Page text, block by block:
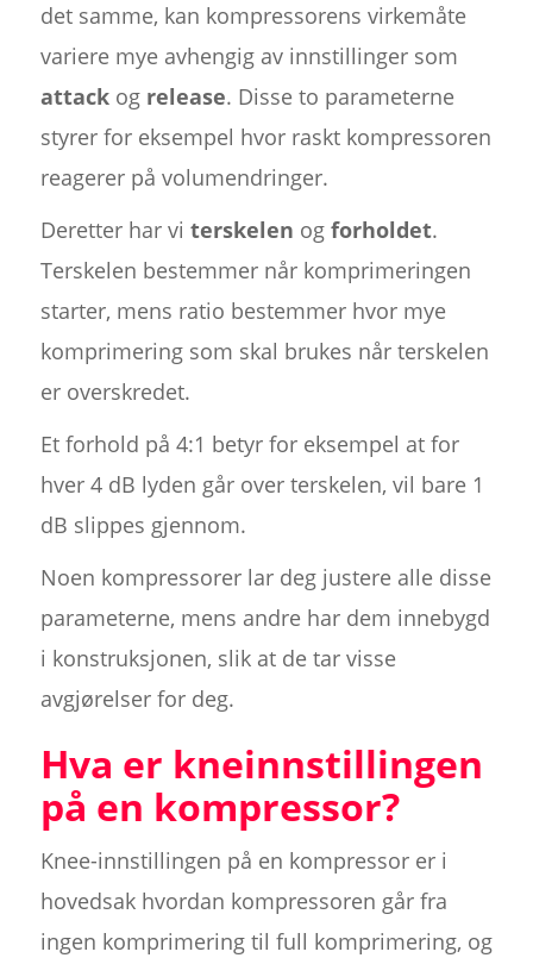
det samme, kan kompressorens virkemåte
variere mye avhengig av innstillinger som
attackog release. Disse to parameterne
styrer for eksempel hvor raskt kompressoren
reagerer på volumendringer.
Deretter har vi terskelen og forholdet.
Terskelen bestemmer når komprimeringen
starter, mens ratio bestemmer hvor mye
komprimering som skal brukes når terskelen
er overskredet.
Et forhold på 4:1 betyr for eksempel at for
hver 4 dB lyden går over terskelen, vil bare 1
dB slippes gjennom.
Noen kompressorer lar deg justere alle disse
parameterne, mens andre har dem innebygd
i konstruksjonen, slik at de tar visse
avgjørelser for deg.
Hva er kneinnstillingen
på en kompressor?
Knee-innstillingen på en kompressor er i
hovedsak hvordan kompressoren går fra
ingen komprimering til full komprimering, og